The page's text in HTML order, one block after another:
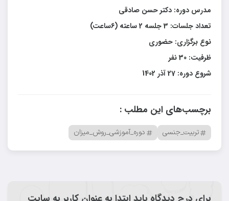
مدرس دوره: دکتر حسن صادقی
تعداد جلسات: 3 جلسه 2 ساعته (6ساعت)
نوع برگزاری: حضوری
ظرفیت: 30 نفر
شروع دوره: 27 آذر 1402
برچسب‌های این مطلب :
تربیت_جنسی دوره_آموزشی_روش_میزان